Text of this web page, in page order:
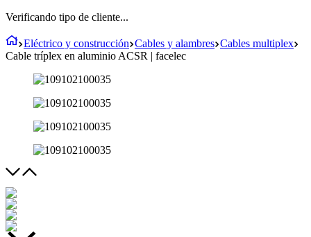
Verificando tipo de cliente...
Eléctrico y construcción Cables y alambres Cables multiplex
Cable tríplex en aluminio ACSR | facelec